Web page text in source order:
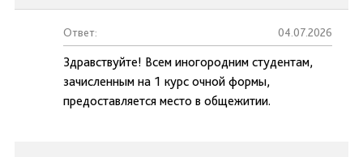
Ответ: 04.07.2026
Здравствуйте! Всем иногородним студентам,
зачисленным на 1 курс очной формы,
предоставляется место в общежитии.